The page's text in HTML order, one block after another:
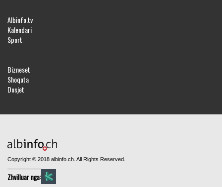
Albinfo.tv
Kalendari
Sport
Bizneset
Shoqata
Dosjet
Copyright © 2018 albinfo.ch. All Rights Reserved.
Zhvilluar nga: